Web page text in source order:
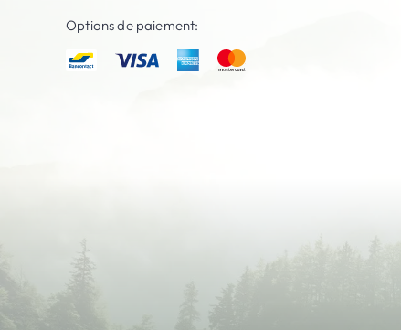
Options de paiement: